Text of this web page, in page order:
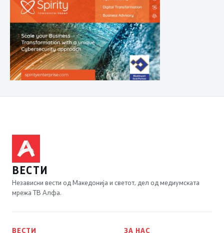
ВЕСТИ
Независни вести од Македонија и светот, дел од медиумската
мрежа ТВ Алфа.
ВЕСТИ ЗА НАС